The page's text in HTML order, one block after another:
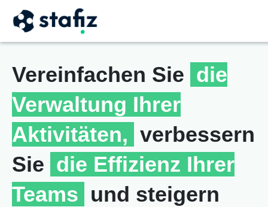
Vereinfachen Sie die
Verwaltung Ihrer
Aktivitäten, verbessern
Sie die Effizienz Ihrer
Teams und steigern